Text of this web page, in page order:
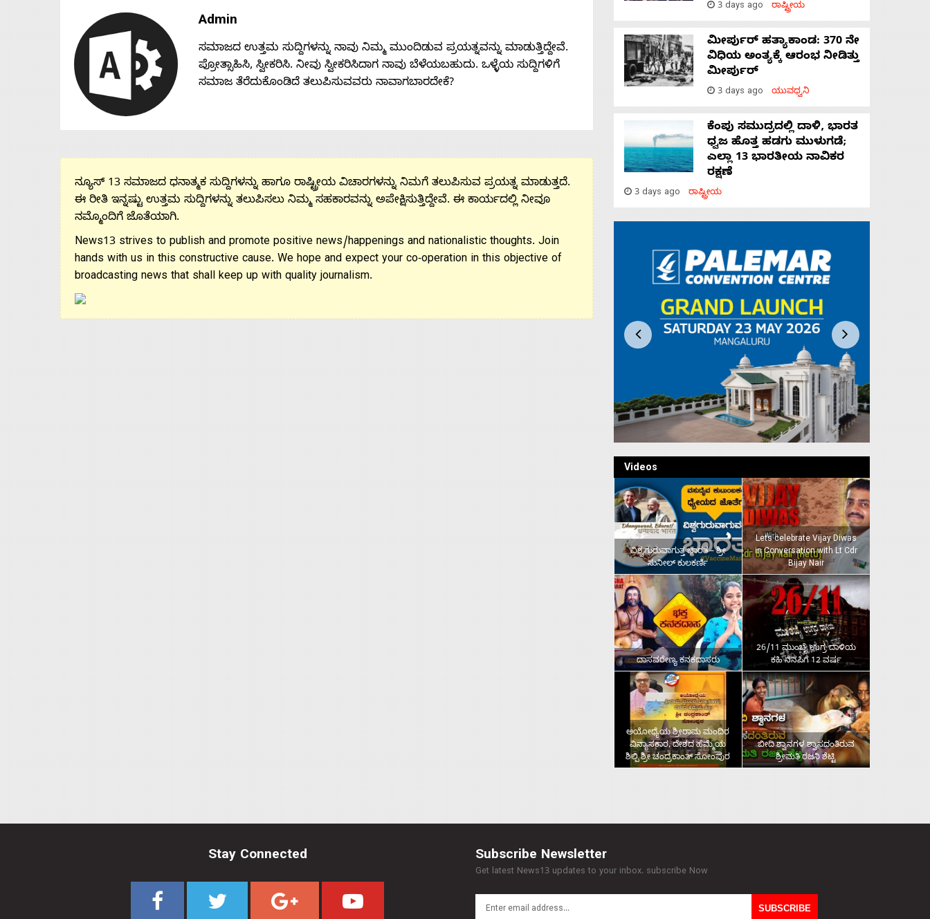
Admin
ಸಮಾಜದ ಉತ್ತಮ ಸುದ್ದಿಗಳನ್ನು ನಾವು ನಿಮ್ಮ ಮುಂದಿಡುವ ಪ್ರಯತ್ನವನ್ನು ಮಾಡುತ್ತಿದ್ದೇವೆ.
ಪ್ರೋತ್ಸಾಹಿಸಿ, ಸ್ವೀಕರಿಸಿ. ನೀವು ಸ್ವೀಕರಿಸಿದಾಗ ನಾವು ಬೆಳೆಯಬಹುದು. ಒಳ್ಳೆಯ ಸುದ್ದಿಗಳಿಗೆ
ಸಮಾಜ ತೆರೆದುಕೊಂಡಿದೆ ತಲುಪಿಸುವವರು ನಾವಾಗಬಾರದೇಕೆ?
ನ್ಯೂಸ್ 13 ಸಮಾಜದ ಧನಾತ್ಮಕ ಸುದ್ದಿಗಳನ್ನು ಹಾಗೂ ರಾಷ್ಟ್ರೀಯ ವಿಚಾರಗಳನ್ನು ನಿಮಗೆ ತಲುಪಿಸುವ ಪ್ರಯತ್ನ ಮಾಡುತ್ತದೆ.
ಈ ರೀತಿ ಇನ್ನಷ್ಟು ಉತ್ತಮ ಸುದ್ದಿಗಳನ್ನು ತಲುಪಿಸಲು ನಿಮ್ಮ ಸಹಕಾರವನ್ನು ಅಪೇಕ್ಷಿಸುತ್ತಿದ್ದೇವೆ. ಈ ಕಾರ್ಯದಲ್ಲಿ ನೀವೂ
ನಮ್ಮೊಂದಿಗೆ ಜೊತೆಯಾಗಿ.
News13 strives to publish and promote positive news/happenings and nationalistic thoughts. Join
hands with us in this constructive cause. We hope and expect your co-operation in this objective of
broadcasting news that shall keep up with quality journalism.
3 days ago ರಾಷ್ಟ್ರೀಯ
ಮೀರ್ಪುರ್ ಹತ್ಯಾಕಾಂಡ: 370 ನೇ
ವಿಧಿಯ ಅಂತ್ಯಕ್ಕೆ ಆರಂಭ ನೀಡಿತ್ತು
ಮೀರ್ಪುರ್
3 days ago ಯುವಧ್ವನಿ
ಕೆಂಪು ಸಮುದ್ರದಲ್ಲಿ ದಾಳಿ, ಭಾರತ
ಧ್ವಜ ಹೊತ್ತ ಹಡಗು ಮುಳುಗಡೆ;
ಎಲ್ಲಾ 13 ಭಾರತೀಯ ನಾವಿಕರ
ರಕ್ಷಣೆ
3 days ago ರಾಷ್ಟ್ರೀಯ
Videos
ವಿಶ್ವಗುರುವಾಗುತ್ತ ಭಾರತ – ಶ್ರೀ
ಸುನೀಲ್‌ ಕುಲಕರ್ಣಿ
Lets celebrate Vijay Diwas
in Conversation with Lt Cdr
Bijay Nair
ದಾಸವರೇಣ್ಯ ಕನಕದಾಸರು
26/11 ಮುಂಬೈ ಉಗ್ರ ದಾಳಿಯ
ಕಹಿ ನೆನಪಿಗೆ 12 ವರ್ಷ
ಅಯೋಧ್ಯೆಯ ಶ್ರೀರಾಮ ಮಂದಿರ
ವಿನ್ಯಾಸಕಾರ, ದೇಶದ ಹೆಮ್ಮೆಯ
ಶಿಲ್ಪಿ ಶ್ರೀ ಚಂದ್ರಕಾಂತ್‌ ಸೋಂಪುರ
ಬೀದಿ ಶ್ವಾನಗಳ ಶ್ವಾಸದಂತಿರುವ
ಶ್ರೀಮತಿ ರಜನಿ ಶೆಟ್ಟಿ
Stay Connected Subscribe Newsletter
Get latest News13 updates to your inbox. subscribe Now